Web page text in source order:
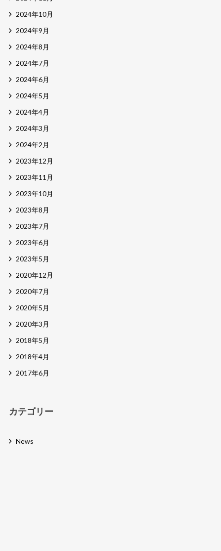
2024年10月
2024年9月
2024年8月
2024年7月
2024年6月
2024年5月
2024年4月
2024年3月
2024年2月
2023年12月
2023年11月
2023年10月
2023年8月
2023年7月
2023年6月
2023年5月
2020年12月
2020年7月
2020年5月
2020年3月
2018年5月
2018年4月
2017年6月
カテゴリー
News